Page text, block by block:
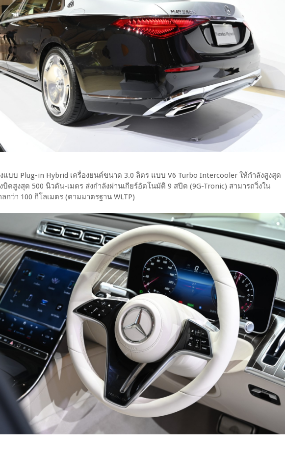
บบ Plug-in Hybrid เครื่องยนต์ขนาด 3.0 ลิตร แบบ V6 Turbo Intercooler ให้กำลังสูงสุด
บิดสูงสุด 500 นิวตัน-เมตร ส่งกำลังผ่านเกียร์อัตโนมัติ 9 สปีด (9G-Tronic) สามารถวิ่งใน
กว่า 100 กิโลเมตร (ตามมาตรฐาน WLTP)